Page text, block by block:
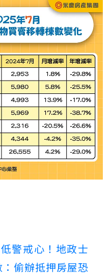
警戒心！地政士
偷辦抵押房屋恐